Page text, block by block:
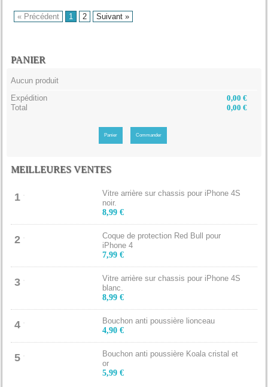
« Précédent 1 2 Suivant »
PANIER
Aucun produit
Expédition
0,00 €
Total
0,00 €
Panier Commander
MEILLEURES VENTES
1
Vitre arrière sur chassis pour iPhone 4S
noir.
8,99 €
2
Coque de protection Red Bull pour
iPhone 4
7,99 €
3
Vitre arrière sur chassis pour iPhone 4S
blanc.
8,99 €
4
Bouchon anti poussière lionceau
4,90 €
5
Bouchon anti poussière Koala cristal et
or
5,99 €